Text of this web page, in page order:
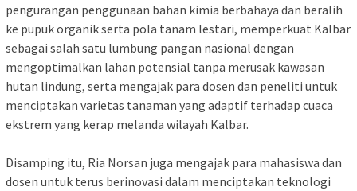
pengurangan penggunaan bahan kimia berbahaya dan beralih
ke pupuk organik serta pola tanam lestari, memperkuat Kalbar
sebagai salah satu lumbung pangan nasional dengan
mengoptimalkan lahan potensial tanpa merusak kawasan
hutan lindung, serta mengajak para dosen dan peneliti untuk
menciptakan varietas tanaman yang adaptif terhadap cuaca
ekstrem yang kerap melanda wilayah Kalbar.
​Disamping itu, Ria Norsan juga mengajak para mahasiswa dan
dosen untuk terus berinovasi dalam menciptakan teknologi